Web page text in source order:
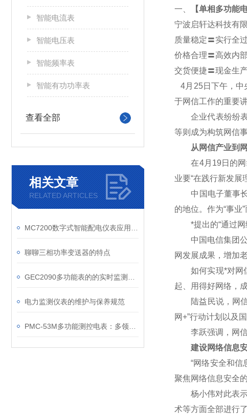
智能电流表
智能电压表
智能频率表
智能有功功率表
查看全部
相关文章
RELATED ARTICLES
聊聊三相功率变送器的特点
电力监测仪表的维护与保养规范
一、 【单相多功能
宁波启轩达科技有
质量稳定〓实行全
价格合理〓高效内
交货便捷〓现金生
4月25日下午，
于网信工作的重要
企业代表纷纷表
等则成为构筑网信
从网信产业到网
在4月19日的网络
业要“在践行新发
中国电子董事长
的地位。作为“事业
*提出的“通过网
中国电信集团公
网发展成果，增加
如何实现*对网信
起、用得好网络，
陆益民说，网信
网+”行动计划以及
李跃强调，网信
建设网络信息安
“网络安全和信息
聚焦网络信息安全
杨小伟对此表示
术等方面全部进行